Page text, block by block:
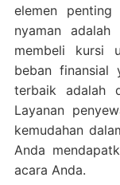
elemen penting
nyaman
membeli kursi
beban finansial
terbaik adalah
Layanan
kemudahan
Anda
acara Anda.